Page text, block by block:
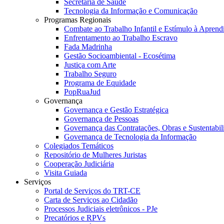
Secretaria de Saúde
Tecnologia da Informação e Comunicação
Programas Regionais
Combate ao Trabalho Infantil e Estímulo à
Enfrentamento ao Trabalho Escravo
Fada Madrinha
Gestão Socioambiental - Ecosétima
Justiça com Arte
Trabalho Seguro
Programa de Equidade
PopRuaJud
Governança
Governança e Gestão Estratégica
Governança de Pessoas
Governança das Contratações, Obras e
Governança de Tecnologia da Informação
Colegiados Temáticos
Repositório de Mulheres Juristas
Cooperação Judiciária
Visita Guiada
Serviços
Portal de Serviços do TRT-CE
Carta de Serviços ao Cidadão
Processos Judiciais eletrônicos - PJe
Precatórios e RPVs